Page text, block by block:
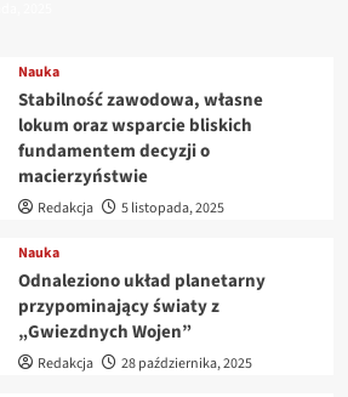
Nauka
Stabilność zawodowa, własne
lokum oraz wsparcie bliskich
fundamentem decyzji o
macierzyństwie
Redakcja 5 listopada, 2025
Nauka
Odnaleziono układ planetarny
przypominający światy z
„Gwiezdnych Wojen”
Redakcja 28 października, 2025